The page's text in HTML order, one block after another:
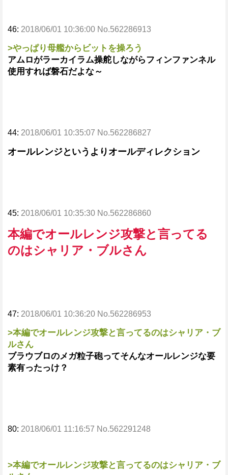
46: 2018/06/01 10:36:00 No.562286913
>やっぱり母艦からビットを操ろう
アムロがラーカイラム操舵しながらフィンファンネル
使用すれば磐石だよな～
44: 2018/06/01 10:35:07 No.562286827
オールレンジというよりオールディレクション
45: 2018/06/01 10:35:30 No.562286860
本編でオールレンジ攻撃と言ってる
のはシャリア・ブルさん
47: 2018/06/01 10:36:20 No.562286953
>本編でオールレンジ攻撃と言ってるのはシャリア・ブ
ルさん
ブラウブロのメガ粒子砲ってそんなオールレンジな要
素有ったっけ？
80: 2018/06/01 11:16:57 No.562291248
>本編でオールレンジ攻撃と言ってるのはシャリア・ブ